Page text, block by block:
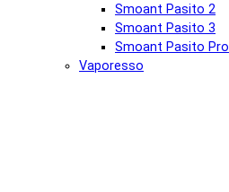
Smoant Pasito 2
Smoant Pasito 3
Smoant Pasito Pro
Vaporesso